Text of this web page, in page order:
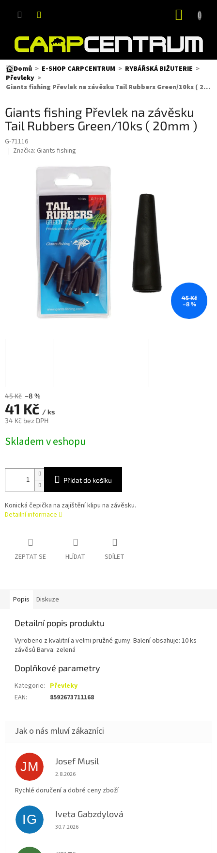
Domů E-SHOP CARPCENTRUM
RYBÁŘSKÁ BIŽUTERIE
Převleky
Giants fishing Převlek na závěsku Tail Rubbers Green/10ks ( 20mm )
Giants fishing Převlek na závěsku
Tail Rubbers Green/10ks ( 20mm )
G-71116
Značka: Giants fishing
45 Kč
–8 %
45 Kč –8 %
41 Kč / ks
34 Kč bez DPH
cena:
Skladem v eshopu
Přidat do košíku
Konická čepička na zajištění klipu na závěsku.
Detailní informace
ZEPTAT SE HLÍDAT SDÍLET
Popis Diskuze
Detailní popis produktu
Vyrobeno z kvalitní a velmi pružné gumy. Balení obsahuje: 10 ks
závěsů Barva: zelená
Doplňkové parametry
Kategorie: Převleky
EAN: 8592673711168
JM Josef Musil
Hodnocení obchodu je 5 z 5 hvězdiček.
2.8.2026
Rychlé doručení a dobré ceny zboží
IG Iveta Gabzdylová
Hodnocení obchodu je 5 z 5 hvězdiček.
30.7.2026